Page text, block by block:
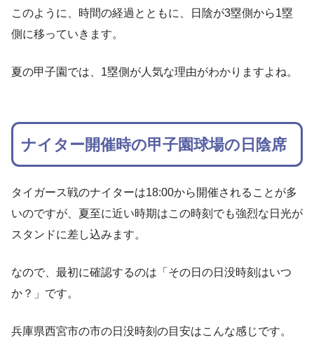
このように、時間の経過とともに、日陰が3塁側から1塁
側に移っていきます。
夏の甲子園では、1塁側が人気な理由がわかりますよね。
ナイター開催時の甲子園球場の日陰席
タイガース戦のナイターは18:00から開催されることが多
いのですが、夏至に近い時期はこの時刻でも強烈な日光が
スタンドに差し込みます。
なので、最初に確認するのは「その日の日没時刻はいつ
か？」です。
兵庫県西宮市の市の日没時刻の目安はこんな感じです。